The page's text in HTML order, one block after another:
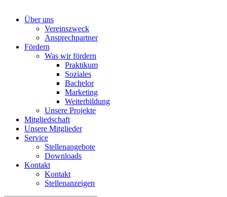
Über uns
Vereinszweck
Ansprechpartner
Fördern
Was wir fördern
Praktikum
Soziales
Bachelor
Marketing
Weiterbildung
Unsere Projekte
Mitgliedschaft
Unsere Mitglieder
Service
Stellenangebote
Downloads
Kontakt
Kontakt
Stellenanzeigen